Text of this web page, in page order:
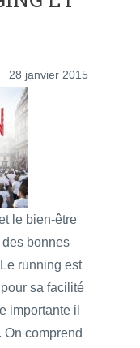
28 janvier 2015
le bien-être
des bonnes
running est
sa facilité
importante il
On comprend